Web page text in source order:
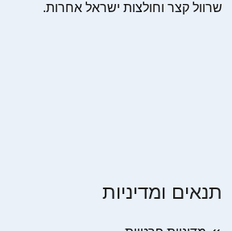
שרוול קצר וחולצות ישראל אחרות.
תנאים ומדיניות